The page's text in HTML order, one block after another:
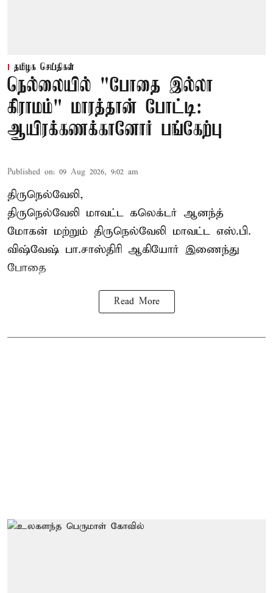
தமிழக செய்திகள்
நெல்லையில் "போதை இல்லா
கிராமம்" மாரத்தான் போட்டி:
ஆயிரக்கணக்கானோர் பங்கேற்பு
Published on: 09 Aug 2026, 9:02 am
திருநெல்வேலி,
திருநெல்வேலி மாவட்ட கலெக்டர் ஆனந்த்
மோகன் மற்றும் திருநெல்வேலி மாவட்ட எஸ்.பி.
விஷ்வேஷ் பா.சாஸ்திரி ஆகியோர் இணைந்து
போதை
Read More